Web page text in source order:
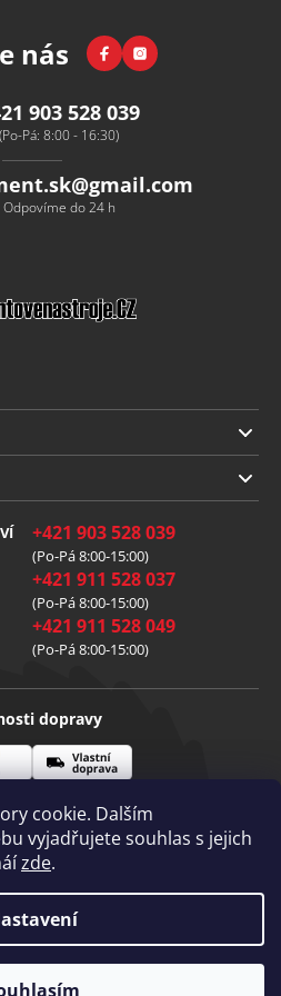
cookie. Dalším
vyjadřujete souhlas s jejich
zde.
nás FacebookInstagram
903 528 039
(Po-Pá: 8:00 - 16:30)
@gmail.com
Odpovíme do 24 h
+421 903 528 039
(Po-Pá 8:00-15:00)
+421 911 528 037
(Po-Pá 8:00-15:00)
+421 911 528 049
(Po-Pá 8:00-15:00)
dopravy
doprava
| mime digital
2026
. Všechna práva